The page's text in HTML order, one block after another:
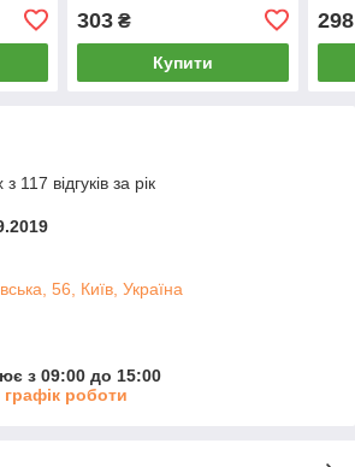
303₴
Купити
298
117 відгуків за рік
56, Київ, Україна
з 09:00 до 15:00
роботи